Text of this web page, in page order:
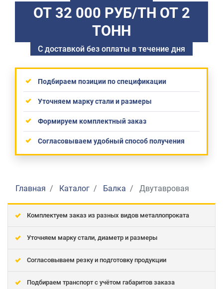
ОТ 32 000 РУБ/ТН ОТ 2
ТОНН
С доставкой без оплаты в течение дня
Подбираем позиции по спецификации
Уточняем марку стали и размеры
Формируем комплектный заказ
Согласовываем удобный способ получения
Главная Каталог Балка Двутавровая
Комплектуем заказ из разных видов металлопроката
Уточняем марку стали, диаметр и размеры
Согласовываем резку и подготовку продукции
Подбираем транспорт с учётом габаритов заказа